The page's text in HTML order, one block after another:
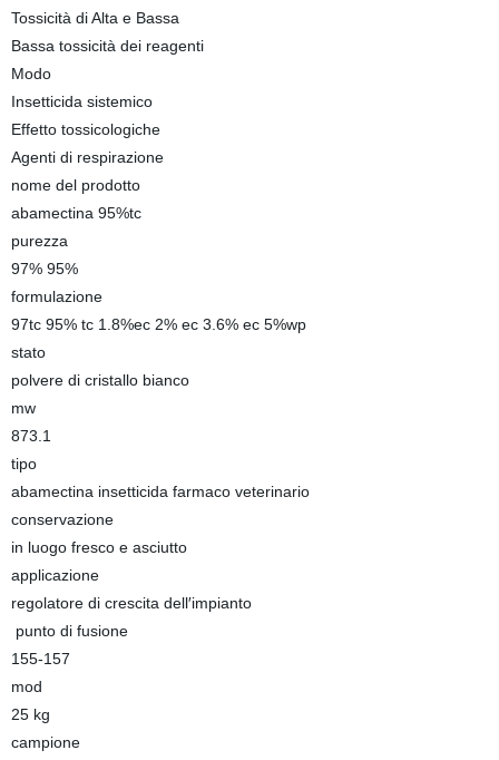
Tossicità di Alta e Bassa
Bassa tossicità dei reagenti
Modo
Insetticida sistemico
Effetto tossicologiche
Agenti di respirazione
nome del prodotto
abamectina 95%tc
purezza
97% 95%
formulazione
97tc 95% tc 1.8%ec 2% ec 3.6% ec 5%wp
stato
polvere di cristallo bianco
mw
873.1
tipo
abamectina insetticida farmaco veterinario
conservazione
in luogo fresco e asciutto
applicazione
regolatore di crescita dell′impianto
punto di fusione
155-157
mod
25 kg
campione